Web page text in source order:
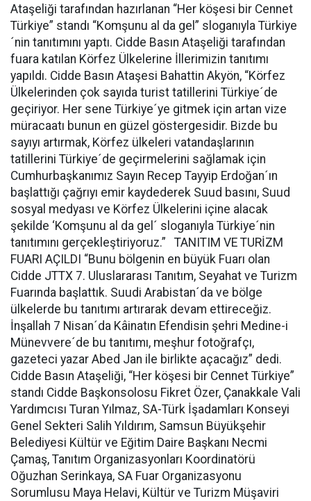
Ataşeliği tarafından hazırlanan “Her köşesi bir Cennet
Türkiye” standı “Komşunu al da gel” sloganıyla Türkiye
´nin tanıtımını yaptı. Cidde Basın Ataşeliği tarafından
fuara katılan Körfez Ülkelerine İllerimizin tanıtımı
yapıldı. Cidde Basın Ataşesi Bahattin Akyön, “Körfez
Ülkelerinden çok sayıda turist tatillerini Türkiye´de
geçiriyor. Her sene Türkiye´ye gitmek için artan vize
müracaatı bunun en güzel göstergesidir. Bizde bu
sayıyı artırmak, Körfez ülkeleri vatandaşlarının
tatillerini Türkiye´de geçirmelerini sağlamak için
Cumhurbaşkanımız Sayın Recep Tayyip Erdoğan´ın
başlattığı çağrıyı emir kaydederek Suud basını, Suud
sosyal medyası ve Körfez Ülkelerini içine alacak
şekilde ‘Komşunu al da gel´ sloganıyla Türkiye´nin
tanıtımını gerçekleştiriyoruz.” TANITIM VE TURİZM
FUARI AÇILDI “Bunu bölgenin en büyük Fuarı olan
Cidde JTTX 7. Uluslararası Tanıtım, Seyahat ve Turizm
Fuarında başlattık. Suudi Arabistan´da ve bölge
ülkelerde bu tanıtımı artırarak devam ettireceğiz.
İnşallah 7 Nisan´da Kâinatın Efendisin şehri Medine-i
Münevvere´de bu tanıtımı, meşhur fotoğrafçı,
gazeteci yazar Abed Jan ile birlikte açacağız” dedi.
Cidde Basın Ataşeliği, “Her köşesi bir Cennet Türkiye”
standı Cidde Başkonsolosu Fikret Özer, Çanakkale Vali
Yardımcısı Turan Yılmaz, SA-Türk İşadamları Konseyi
Genel Sekteri Salih Yıldırım, Samsun Büyükşehir
Belediyesi Kültür ve Eğitim Daire Başkanı Necmi
Çamaş, Tanıtım Organizasyonları Koordinatörü
Oğuzhan Serinkaya, SA Fuar Organizasyonu
Sorumlusu Maya Helavi, Kültür ve Turizm Müşaviri